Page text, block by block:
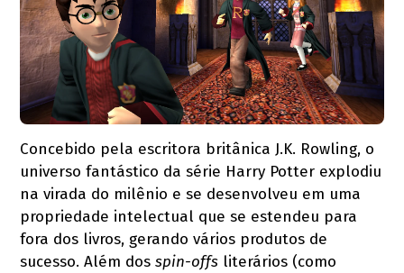
Concebido pela escritora britânica J.K. Rowling, o
universo fantástico da série Harry Potter explodiu
na virada do milênio e se desenvolveu em uma
propriedade intelectual que se estendeu para
fora dos livros, gerando vários produtos de
sucesso. Além dosspin-offs literários (como